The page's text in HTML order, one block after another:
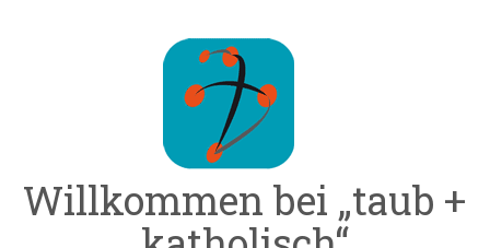
Willkommen bei „taub +